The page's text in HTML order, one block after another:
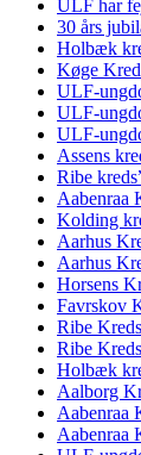
ULF har
30 års
Holbæk
Køge
ULF-
ULF-
ULF-
Assens
Ribe
Aabenraa
Kolding
Aarhus
Aarhus
Horsens
Favrskov
Ribe
Ribe
Holbæk
Aalborg
Aabenraa
Aabenraa